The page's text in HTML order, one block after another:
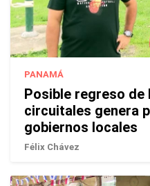
PANAMÁ
Posible regreso de
circuitales genera
gobiernos locales
Félix Chávez